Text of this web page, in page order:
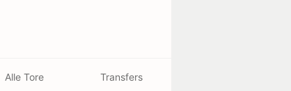
Alle Tore Transfers